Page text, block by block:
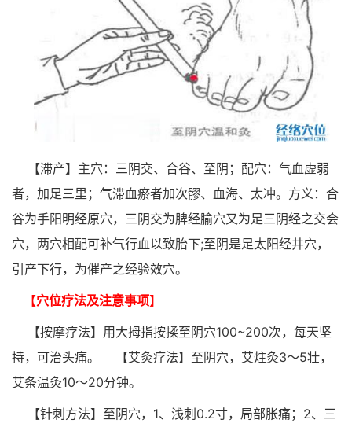
【滞产】主穴：三阴交、合谷、至阴；配穴：气血虚弱
者，加足三里；气滞血瘀者加次髎、血海、太冲。方义：合
谷为手阳明经原穴，三阴交为脾经腧穴又为足三阴经之交会
穴，两穴相配可补气行血以致胎下;至阴是足太阳经井穴，
引产下行，为催产之经验效穴。
【穴位疗法及注意事项】
【按摩疗法】用大拇指按揉至阴穴100~200次，每天坚
持，可治头痛。
【艾灸疗法】至阴穴，艾炷灸3～5壮，
艾条温灸10～20分钟。
【针刺方法】至阴穴，1、浅刺0.2寸，局部胀痛；2、三